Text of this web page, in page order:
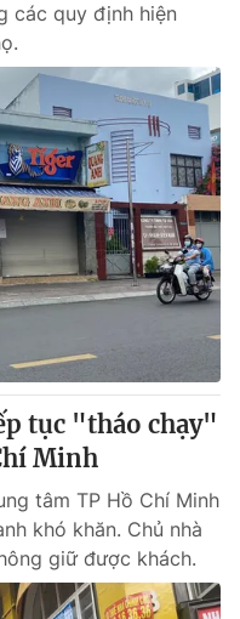
các quy định hiện
tục "tháo chạy"
Minh
tâm TP Hồ Chí Minh
khó khăn. Chủ nhà
giữ được khách.